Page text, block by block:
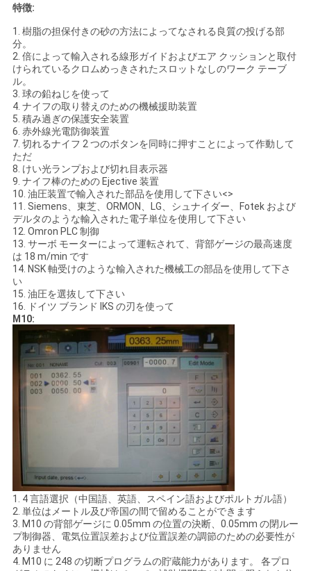
特徴:
1. 樹脂の担保付きの砂の方法によってなされる良質の投げる部
分。
2. 倍によって輸入される線形ガイドおよびエア クッションと取付
けられているクロムめっきされたスロットなしのワーク テーブ
ル。
3. 球の鉛ねじを使って
4. ナイフの取り替えのための機械援助装置
5. 積み過ぎの保護安全装置
6. 赤外線光電防御装置
7. 切れるナイフ 2 つのボタンを同時に押すことによって作動して
ただ
8. けい光ランプおよび切れ目表示器
9. ナイフ棒のための Ejective 装置
10. 油圧装置で輸入された部品を使用して下さい<>
11. Siemens、東芝、ORMON、LG、シュナイダー、Fotek および
デルタのような輸入された電子単位を使用して下さい
12. Omron PLC 制御
13. サーボ モーターによって運転されて、背部ゲージの最高速度
は 18 m/min です
14. NSK 軸受けのような輸入された機械工の部品を使用して下さ
い
15. 油圧を選抜して下さい
16. ドイツ ブランド IKS の刃を使って
M10:
1. 4 言語選択（中国語、英語、スペイン語およびポルトガル語）
2. 単位はメートル及び帝国の間で留めることができます
3. M10 の背部ゲージに 0.05mm の位置の決断、0.05mm の閉ルー
プ制御器、電気位置誤差および位置誤差の調節のための必要性が
ありません
4. M10 に 248 の切断プログラムの貯蔵能力があります。 各プロ